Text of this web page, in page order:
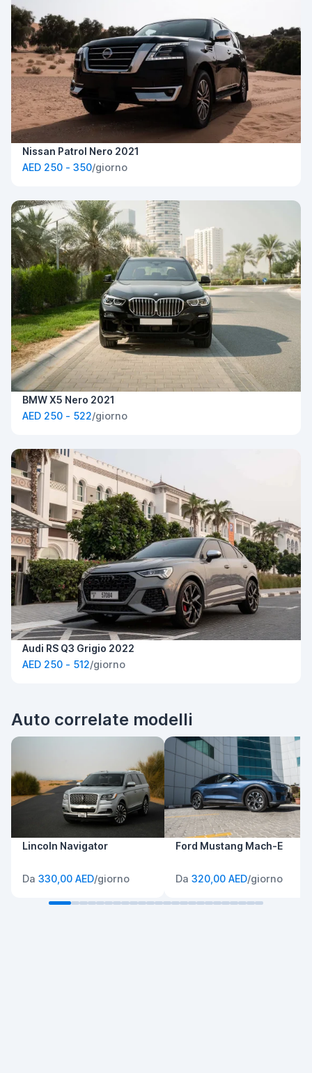
Nissan Patrol Nero 2021
AED 250 - 350/giorno
BMW X5 Nero 2021
AED 250 - 522/giorno
Audi RS Q3 Grigio 2022
AED 250 - 512/giorno
Auto correlate modelli
Lincoln Navigator
Da 330,00 AED/giorno
Ford Mustang Mach-E
Da 320,00 AED/giorno